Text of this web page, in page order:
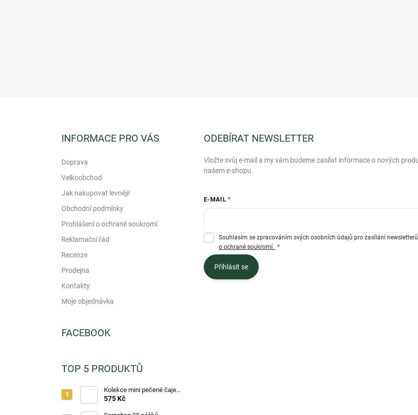
INFORMACE PRO VÁS
Doprava
Velkoobchod
Jak nakupovat levněji!
Obchodní podmínky
Prohlášení o ochraně soukromí
Reklamační řád
Recenze
Prodejna
Kontakty
Moje objednávka
ODEBÍRAT NEWSLETTER
Vložte svůj e-mail a my vám budeme zasílat informace o nových
našem e-shopu.
E-MAIL
Souhlasím se zpracováním svých osobních údajů pro zasílání
o ochraně soukromí.
Přihlásit se
FACEBOOK
TOP 5 PRODUKTŮ
Kolekce mini pečené čaje
Notea Zimní 60ml 24ks
575 Kč